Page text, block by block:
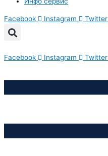
Facebook Instagram Twitter
Facebook Instagram Twitter